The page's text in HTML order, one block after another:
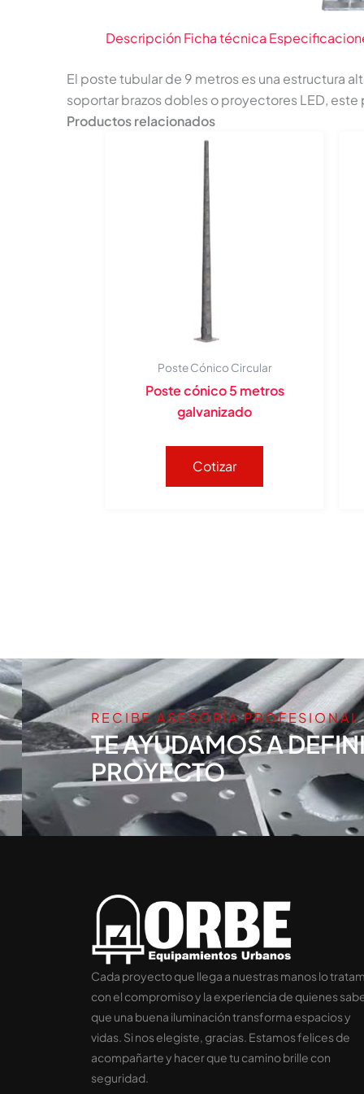
DescripciónFicha técnica
El poste tubular de 9 metros es una estructura
soportar brazos dobles o proyectores LED,
Productos relacionados
Poste Cónico Circular
Poste cónico 5 metros
galvanizado
Cotizar
RECIBE ASESORÍA
TE AYUDAMOS A
PROYECTO
Cada proyecto que llega a nuestras manos lo
con el compromiso y la experiencia de quienes
que una buena iluminación transforma espacios y
vidas. Si nos elegiste, gracias. Estamos felices de
acompañarte y hacer que tu camino brille con
seguridad.